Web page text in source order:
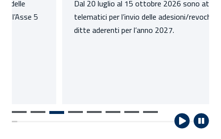
Dal 20 luglio al 15 ottobre 2026 sono attivi i servizi
telematici per l’invio delle adesioni/revoche delle
ditte aderenti per l’anno 2027.